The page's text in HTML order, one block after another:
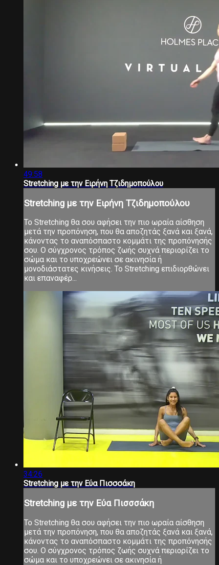
49:58
Stretching με την Ειρήνη Τζιδημοπούλου
Stretching με την Ειρήνη Τζιδημοπούλου
Το Stretching θα σου αφήσει την πιο ωραία αίσθηση
μετά την προπόνηση, που θα αποζητάς ξανά και ξανά,
κάνοντας το αναπόσπαστο κομμάτι της προπόνησής
σου. Ο σύγχρονος τρόπος ζωής συχνά περιορίζει το
σώμα και το υποχρεώνει σε ακινησία ή
μονοδιάστατες κινήσεις. Το Stretching επιδιορθώνει
και επαναφέρ...
34:26
Stretching με την Εύα Πισσσάκη
Stretching με την Εύα Πισσσάκη
Το Stretching θα σου αφήσει την πιο ωραία αίσθηση
μετά την προπόνηση, που θα αποζητάς ξανά και ξανά,
κάνοντας το αναπόσπαστο κομμάτι της προπόνησής
σου. Ο σύγχρονος τρόπος ζωής συχνά περιορίζει το
σώμα και το υποχρεώνει σε ακινησία ή